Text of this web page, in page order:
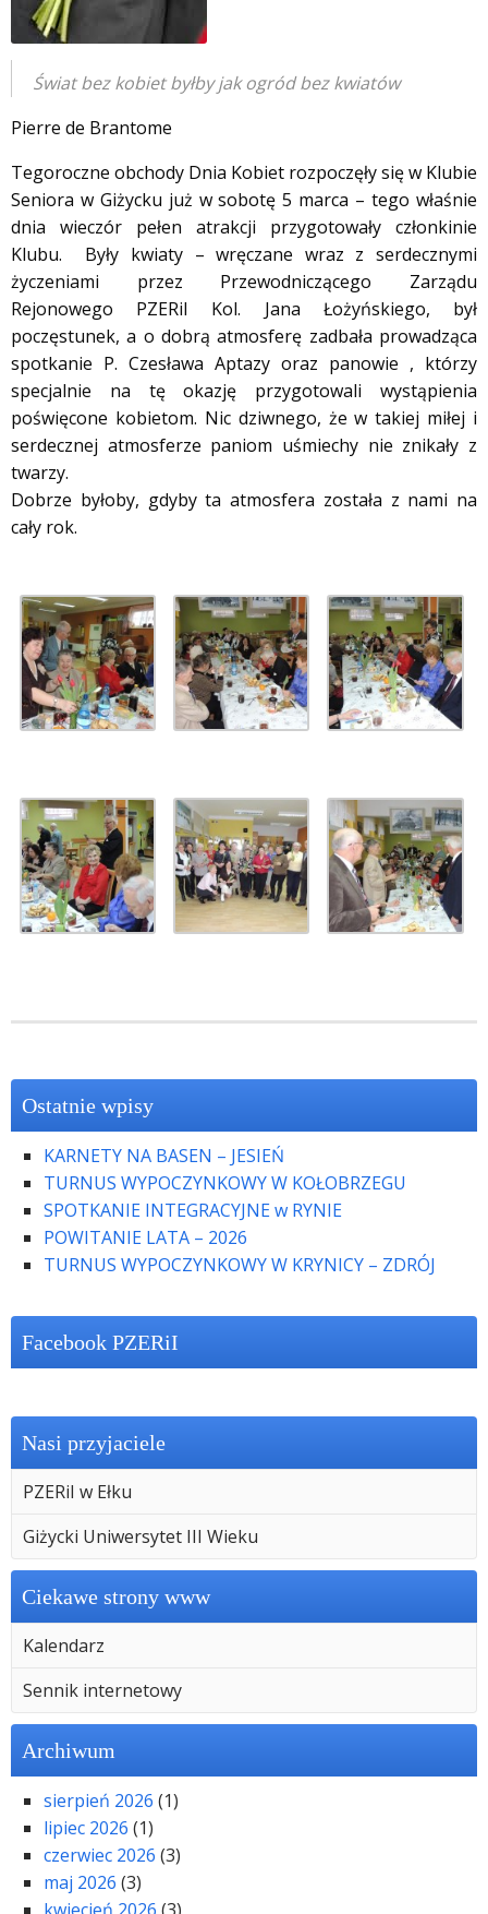
Świat bez kobiet byłby jak ogród bez kwiatów
Pierre de Brantome
Tegoroczne obchody Dnia Kobiet rozpoczęły się w Klubie
Seniora w Giżycku już w sobotę 5 marca – tego właśnie
dnia wieczór pełen atrakcji przygotowały członkinie
Klubu.
Były kwiaty – wręczane wraz z serdecznymi
życzeniami przez Przewodniczącego Zarządu
Rejonowego PZERiI Kol. Jana Łożyńskiego, był
poczęstunek, a o dobrą atmosferę zadbała prowadząca
spotkanie P. Czesława Aptazy oraz panowie , którzy
specjalnie na tę okazję przygotowali wystąpienia
poświęcone kobietom. Nic dziwnego, że w takiej miłej i
serdecznej atmosferze paniom uśmiechy nie znikały z
twarzy.
Dobrze byłoby, gdyby ta atmosfera została z nami na
cały rok.
Ostatnie wpisy
KARNETY NA BASEN – JESIEŃ
TURNUS WYPOCZYNKOWY W KOŁOBRZEGU
SPOTKANIE INTEGRACYJNE w RYNIE
POWITANIE LATA – 2026
TURNUS WYPOCZYNKOWY W KRYNICY – ZDRÓJ
Facebook PZERiI
Nasi przyjaciele
PZERiI w Ełku
Giżycki Uniwersytet III Wieku
Ciekawe strony www
Kalendarz
Sennik internetowy
Archiwum
sierpień 2026 (1)
lipiec 2026 (1)
czerwiec 2026 (3)
maj 2026 (3)